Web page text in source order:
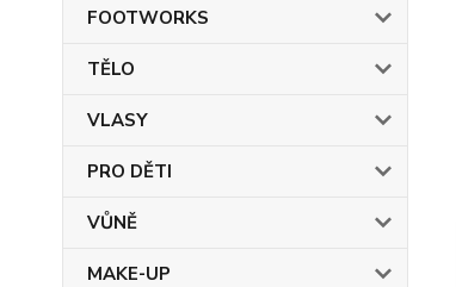
FOOTWORKS
TĚLO
VLASY
PRO DĚTI
VŮNĚ
MAKE-UP